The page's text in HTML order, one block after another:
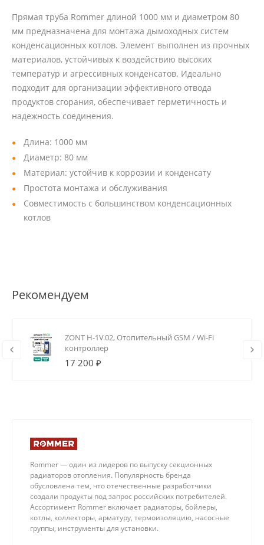
Прямая труба Rommer длиной 1000 мм и диаметром 80
мм предназначена для монтажа дымоходных систем
конденсационных котлов. Элемент выполнен из прочных
материалов, устойчивых к воздействию высоких
температур и агрессивных конденсатов. Идеально
подходит для организации эффективного отвода
продуктов сгорания, обеспечивает герметичность и
надежность соединения.
Длина: 1000 мм
Диаметр: 80 мм
Материал: устойчив к коррозии и конденсату
Простота монтажа и обслуживания
Совместимость с большинством конденсационных
котлов
Рекомендуем
ZONT H-1V.02, Отопительный GSM / Wi-Fi
контроллер
17 200 ₽
Rommer — один из лидеров по выпуску секционных
радиаторов отопления. Популярность бренда
обусловлена тем, что отечественные разработчики
создали продукты под запрос российских потребителей.
Ассортимент Rommer включает радиаторы, бойлеры,
котлы, коллекторы, арматуру, термоизоляцию, насосные
группы, инструменты для установки.